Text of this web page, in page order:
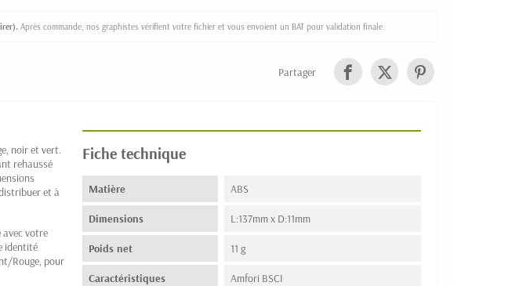
Après commande, nos graphistes vérifient votre fichier et vous envoient un BAT pour validation finale.
Partager
noir et vert.
rehaussé
et à
avec votre
identité
Rouge, pour
Fiche technique
Matière ABS
Dimensions L:137mm x D:11mm
Poids net 11 g
Caractéristiques Amfori BSCI